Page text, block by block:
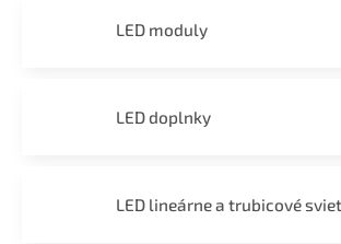
LED moduly
LED doplnky
LED lineárne a trubicové